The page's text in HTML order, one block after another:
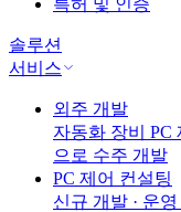
특허 및 인증
솔루션
서비스
외주 개발
자동화 장비 PC
으로 수주 개발
PC 제어 컨설팅
신규 개발 · 운